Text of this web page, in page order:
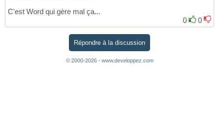
C'est Word qui gère mal ça...
0
0
Répondre à la discussion
© 2000-2026 - www.developpez.com